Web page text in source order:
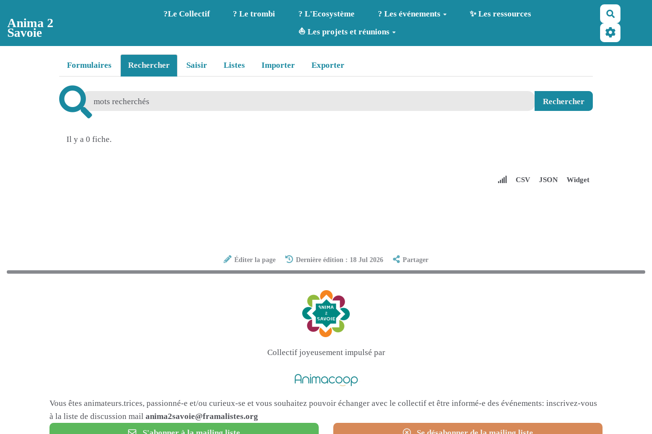
Anima 2
Savoie
?️Le Collectif ? Le trombi ? L'Ecosystème ? Les événements
✨ Les ressources
⛵ Les projets et réunions
Formulaires Rechercher Saisir Listes Importer Exporter
Il y a 0 fiche.
CSV JSON Widget
Éditer la page Dernière édition : 18 Jul 2026 Partager
Collectif joyeusement impulsé par
Vous êtes animateurs.trices, passionné-e et/ou curieux-se et vous souhaitez pouvoir échanger avec le collectif et être informé-e des événements: inscrivez-vous
à la liste de discussion mail anima2savoie@framalistes.org